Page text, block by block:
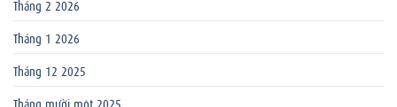
Tháng 2 2026
Tháng 1 2026
Tháng 12 2025
Tháng mười một 2025